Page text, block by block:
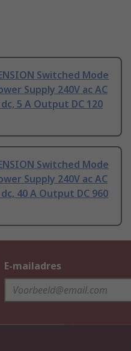
Switched Mode
Supply 240V ac AC
5 A Output DC 120
Switched Mode
Supply 240V ac AC
40 A Output DC 960
E-mailadres